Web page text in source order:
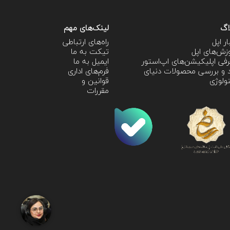
اپل
اپل
اپلیکیشن‌های اپ‌استور
و بررسی محصولات دنیای
لینک‌های مهم
راه‌های ارتباطی
تیکت به ما
ایمیل به ما
فرم‌های اداری
قوانین و
مقررات